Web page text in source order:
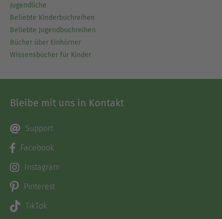
Jugendliche
Beliebte Kinderbuchreihen
Beliebte Jugendbuchreihen
Bücher über Einhörner
Wissensbücher für Kinder
Bleibe mit uns in Kontakt
Support
Facebook
Instagram
Pinterest
TikTok